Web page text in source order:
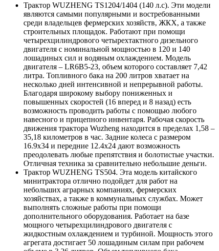
Трактор WUZHENG TS1204/1404 (140 л.с). Эти модели
являются самыми популярными и востребованными
среди владельцев фермерских хозяйств, ЖКХ, а также
строительных площадок. Работают при помощи
четырехцилиндрового четырехтактного дизельного
двигателя с номинальной мощностью в 120 и 140
лошадиных сил и водяным охлаждением. Модель
двигателя – LR6B5-23, объем которого составляет 7,42
литра. Топливного бака на 200 литров хватает на
несколько дней интенсивной и непрерывной работы.
Благодаря широкому выбору пониженных и
повышенных скоростей (16 вперед и 8 назад) есть
возможность проводить работы с помощью любого
навесного и прицепного инвентаря. Рабочая скорость
движения трактора Wuzheng находится в пределах 1,58 –
35,18 километров в час. Задние колеса с размером
16.9х34 и передние 12.4х24 дают возможность
преодолевать любые препятствия и болотистые участки.
Отличная техника за сравнительно небольшие деньги.
Трактор WUZHENG TS504. Эта модель китайского
минитрактора отлично подойдет для работ на
небольших аграрных компаниях, фермерских
хозяйствах, а также в коммунальных службах. Может
выполнять сложные работы при помощи
дополнительного оборудования. Работает на базе
мощного четырехцилиндрового двигателя с
жидкостным охлаждением и турбиной. Мощность этого
агрегата достигает 50 лошадиным силам при рабочем